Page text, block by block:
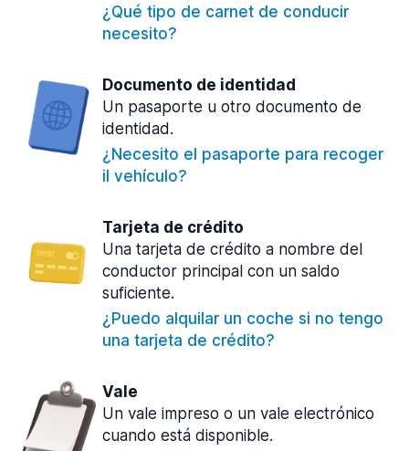
¿Qué tipo de carnet de conducir
necesito?
Documento de identidad
Un pasaporte u otro documento de
identidad.
¿Necesito el pasaporte para recoger
il vehículo?
Tarjeta de crédito
Una tarjeta de crédito a nombre del
conductor principal con un saldo
suficiente.
¿Puedo alquilar un coche si no tengo
una tarjeta de crédito?
Vale
Un vale impreso o un vale electrónico
cuando está disponible.